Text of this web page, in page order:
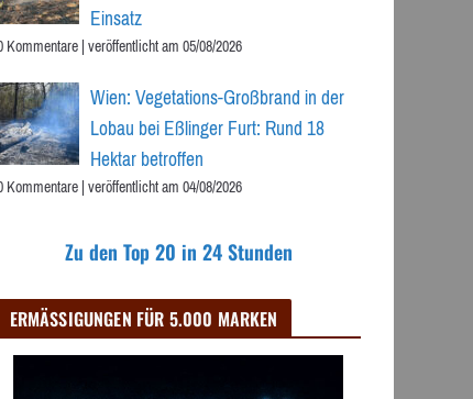
Einsatz
Kommentare|veröffentlicht am 05/08/2026
Wien: Vegetations-Großbrand in der
Lobau bei Eßlinger Furt: Rund 18
Hektar betroffen
Kommentare|veröffentlicht am 04/08/2026
Zu den Top 20 in 24 Stunden
ERMÄSSIGUNGEN FÜR 5.000 MARKEN